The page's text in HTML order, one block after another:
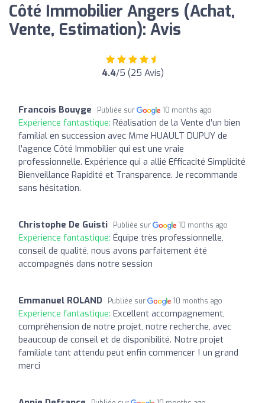
Côté Immobilier Angers (Achat,
Vente, Estimation): Avis
4.4/5 (25 Avis)
Francois Bouyge Publiée sur 10 months ago
Expérience fantastique: Réalisation de la Vente d’un bien
familial en succession avec Mme HUAULT DUPUY de
l’agence Côté Immobilier qui est une vraie
professionnelle. Expérience qui a allié Efficacité Simplicité
Bienveillance Rapidité et Transparence. Je recommande
sans hésitation.
Christophe De Guisti Publiée sur 10 months ago
Expérience fantastique: Équipe très professionnelle,
conseil de qualité, nous avons parfaitement été
accompagnés dans notre session
Emmanuel ROLAND Publiée sur 10 months ago
Expérience fantastique: Excellent accompagnement,
compréhension de notre projet, notre recherche, avec
beaucoup de conseil et de disponibilité. Notre projet
familiale tant attendu peut enfin commencer ! un grand
merci